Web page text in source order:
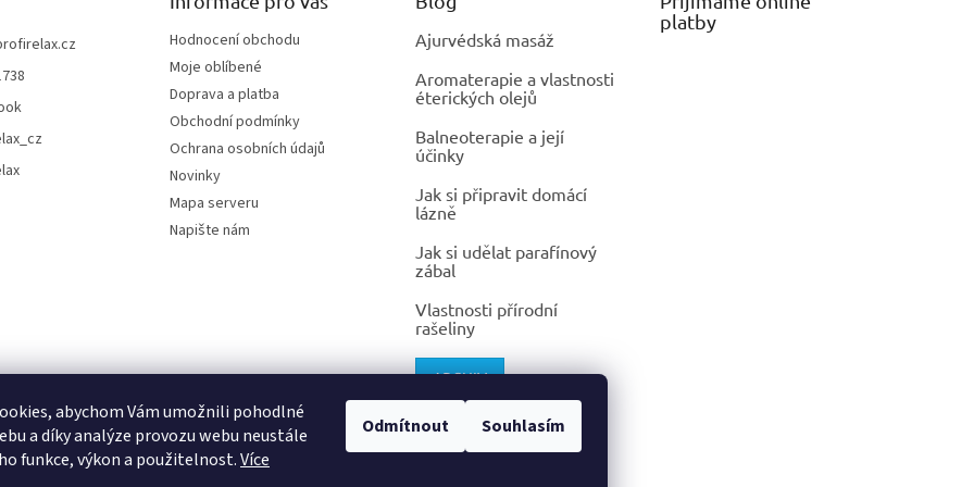
abychom Vám umožnili pohodlné
a díky analýze provozu webu neustále
funkce, výkon a použitelnost.Více
Odmítnout Souhlasím
Hodnocení obchodu
Moje oblíbené
Doprava a platba
Obchodní podmínky
Ochrana osobních údajů
Novinky
Mapa serveru
Napište nám
Ajurvédská masáž
Aromaterapie a vlastnosti
éterických olejů
Balneoterapie a její
účinky
Jak si připravit domácí
lázně
Jak si udělat parafínový
zábal
Vlastnosti přírodní
rašeliny
ARCHIV
platby